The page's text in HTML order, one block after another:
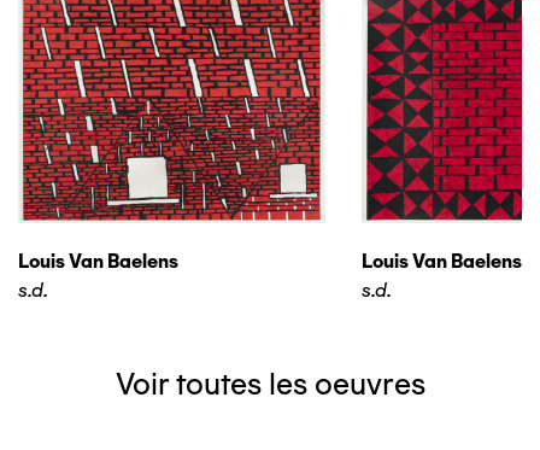
Louis Van Baelens
s.d.
Louis Van Baelens
s.d.
Voir toutes les oeuvres